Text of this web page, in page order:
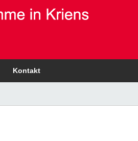
Kontakt